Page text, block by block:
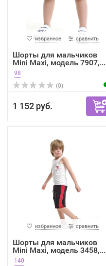
избранное сравнить
Шорты для мальчиков
Mini Maxi, модель 7907,...
98
(0)
1 152 руб.
избранное сравнить
Шорты для мальчиков
Mini Maxi, модель 3458,...
140